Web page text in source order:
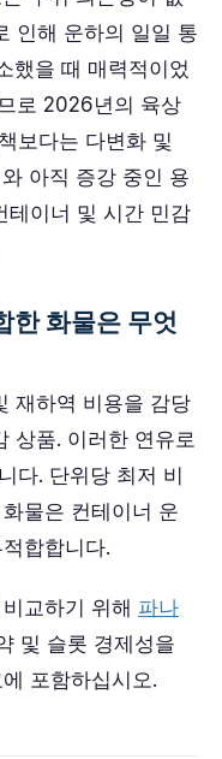
인해 운하의 일일 통
했을 때 매력적이었
로 2026년의 육상
보다는 다변화 및
아직 증강 중인 용
테이너 및 시간 민감
한 화물은 무엇
재하역 비용을 감당
상품. 이러한 연유로
다. 단위당 최저 비
물은 컨테이너 운
합합니다.
교하기 위해 파나
및 슬롯 경제성을
포함하십시오.